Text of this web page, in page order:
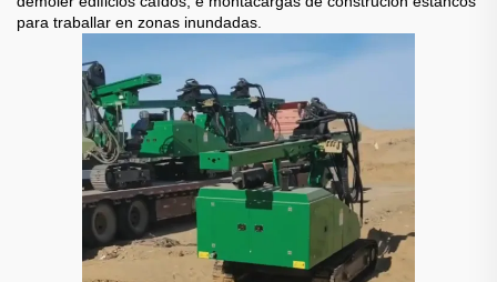
para traballar en zonas inundadas.